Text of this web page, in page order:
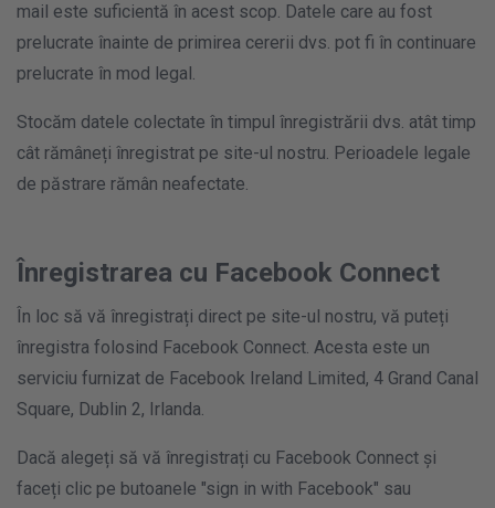
mail este suficientă în acest scop. Datele care au fost
prelucrate înainte de primirea cererii dvs. pot fi în continuare
prelucrate în mod legal.
Stocăm datele colectate în timpul înregistrării dvs. atât timp
cât rămâneți înregistrat pe site-ul nostru. Perioadele legale
de păstrare rămân neafectate.
Înregistrarea cu Facebook Connect
În loc să vă înregistrați direct pe site-ul nostru, vă puteți
înregistra folosind Facebook Connect. Acesta este un
serviciu furnizat de Facebook Ireland Limited, 4 Grand Canal
Square, Dublin 2, Irlanda.
Dacă alegeți să vă înregistrați cu Facebook Connect și
faceți clic pe butoanele "sign in with Facebook" sau